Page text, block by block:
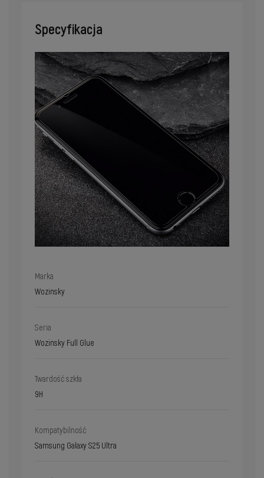
Specyfikacja
Marka
Wozinsky
Seria
Wozinsky Full Glue
Twardość szkła
9H
Kompatybilność
Samsung Galaxy S25 Ultra